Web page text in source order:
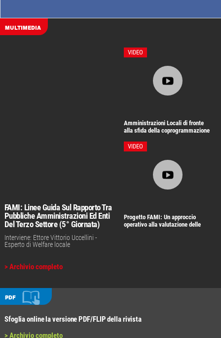
MULTIMEDIA
FAMI: Linee Guida Sul Rapporto Tra
Pubbliche Amministrazioni Ed Enti
Del Terzo Settore (5° Giornata)
Interviene: Ettore Vittorio Uccellini -
Esperto di Welfare locale
VIDEO
Amministrazioni Locali di fronte
alla sfida della coprogrammazione
(convegno conclusivo)
VIDEO
Progetto FAMI: Un approccio
operativo alla valutazione delle
> Archivio completo
PDF
Sfoglia online la versione PDF/FLIP della rivista
> Archivio completo